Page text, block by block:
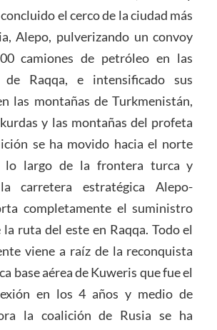
el cerco de la ciudad más
Alepo, pulverizando un convoy
camiones de petróleo en las
de Raqqa, e intensificado sus
las montañas de Turkmenistán,
y las montañas del profeta
se ha movido hacia el norte
lo largo de la frontera turca y
carretera estratégica Alepo-
completamente el suministro
la ruta del este en Raqqa. Todo el
viene a raíz de la reconquista
base aérea de Kuweris que fue el
en los 4 años y medio de
la coalición de Rusia se ha